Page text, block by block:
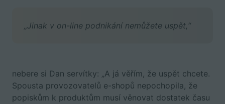
„Jinak v on-line podnikání nemůžete uspět,“
nebere si Dan servítky: „A já věřím, že uspět chcete.
Spousta provozovatelů e-shopů nepochopila, že
popiskům k produktům musí věnovat dostatek času